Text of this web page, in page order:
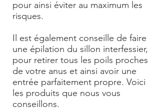
pour ainsi éviter au maximum les
risques.
Il est également conseille de faire
une épilation du sillon interfessier,
pour retirer tous les poils proches
de votre anus et ainsi avoir une
entrée parfaitement propre. Voici
les produits que nous vous
conseillons.